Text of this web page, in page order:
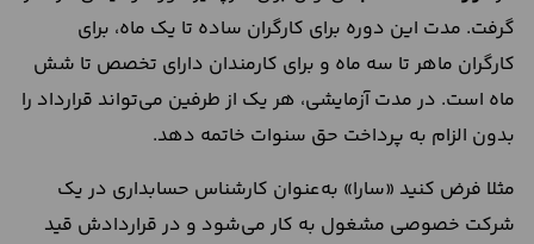
گرفت. مدت این دوره برای کارگران ساده تا یک ماه، برای
کارگران ماهر تا سه ماه و برای کارمندان دارای تخصص تا شش
ماه است. در مدت آزمایشی، هر یک از طرفین می‌تواند قرارداد را
بدون الزام به پرداخت حق سنوات خاتمه دهد.
مثلا فرض کنید «سارا» به‌عنوان کارشناس حسابداری در یک
شرکت خصوصی مشغول به کار می‌شود و در قراردادش قید